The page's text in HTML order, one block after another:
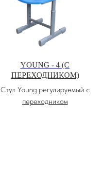
YOUNG - 4 (С
ПЕРЕХОДНИКОМ)
Стул Young регулируемый с
переходником